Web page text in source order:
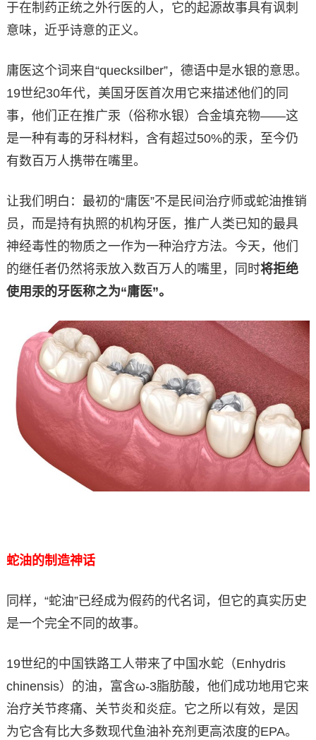
于在制药正统之外行医的人，它的起源故事具有讽刺
意味，近乎诗意的正义。
庸医这个词来自“quecksilber”，德语中是水银的意思。
19世纪30年代，美国牙医首次用它来描述他们的同
事，他们正在推广汞（俗称水银）合金填充物——这
是一种有毒的牙科材料，含有超过50%的汞，至今仍
有数百万人携带在嘴里。
让我们明白：最初的“庸医”不是民间治疗师或蛇油推销
员，而是持有执照的机构牙医，推广人类已知的最具
神经毒性的物质之一作为一种治疗方法。今天，他们
的继任者仍然将汞放入数百万人的嘴里，同时将拒绝
使用汞的牙医称之为“庸医”。
蛇油的制造神话
同样，“蛇油”已经成为假药的代名词，但它的真实历史
是一个完全不同的故事。
19世纪的中国铁路工人带来了中国水蛇（Enhydris
chinensis）的油，富含ω-3脂肪酸，他们成功地用它来
治疗关节疼痛、关节炎和炎症。它之所以有效，是因
为它含有比大多数现代鱼油补充剂更高浓度的EPA。